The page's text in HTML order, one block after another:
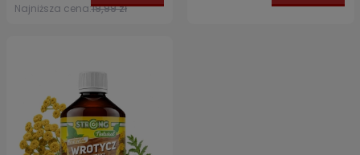
Najniższa cena:19,99 zł